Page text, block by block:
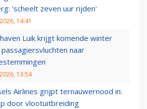
'scheelt zeven uur rijden'
14:41
Luik krijgt komende winter
naar
13:54
Airlines grijpt ternauwernood in:
door vlootuitbreiding